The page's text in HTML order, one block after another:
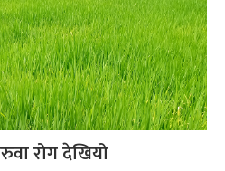
रोग देखियो